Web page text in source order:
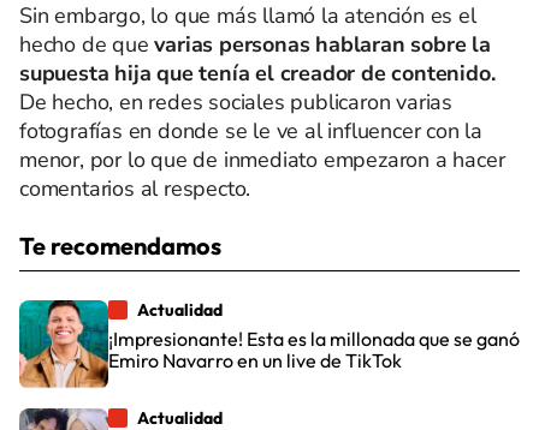
Sin embargo, lo que más llamó la atención es el
hecho de quevarias personas hablaran sobre la
supuesta hija que tenía el creador de contenido.
De hecho, en redes sociales publicaron varias
fotografías en donde se le ve al influencer con la
menor, por lo que de inmediato empezaron a hacer
comentarios al respecto.
Te recomendamos
Actualidad
¡Impresionante! Esta es la millonada que se ganó
Emiro Navarro en un live de TikTok
Actualidad